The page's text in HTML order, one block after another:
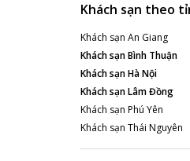
Khách sạn theo
Khách sạn An Giang
Khách sạnBình Thuận
Khách sạnHà Nội
Khách sạnLâm Đồng
Khách sạn Phú Yên
Khách sạn Thái Nguyên